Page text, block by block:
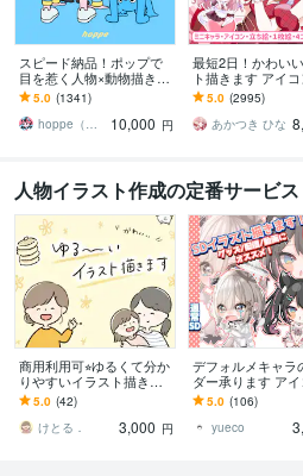
スピード納品！ポップで
目を惹く人物×動物描きま
す 挿絵・動画・グッズな
ど鮮やかな配色で個性を
出したい方へ
5.0 (1341)
hoppe（ほっぺ）
10,000 円
最短2日！かわい
ト描きます アイコ
ニキャラ・４コマ
絵をスピード納品
す！
5.0 (2995)
あかつき ひな
人物イラスト作成の定番サービス
商用利用可⭐︎ゆるくて分か
りやすいイラスト描きま
す 『手描き風⭐︎かわいいシ
ンプルイラスト！』
5.0 (42)
けとる．
3,000 円
デフォルメキャラ
ダー承ります アイ
動画素材、グッズ
ご使用頂けます！
5.0 (106)
yueco